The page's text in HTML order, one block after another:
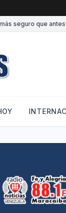
seguro que antes”